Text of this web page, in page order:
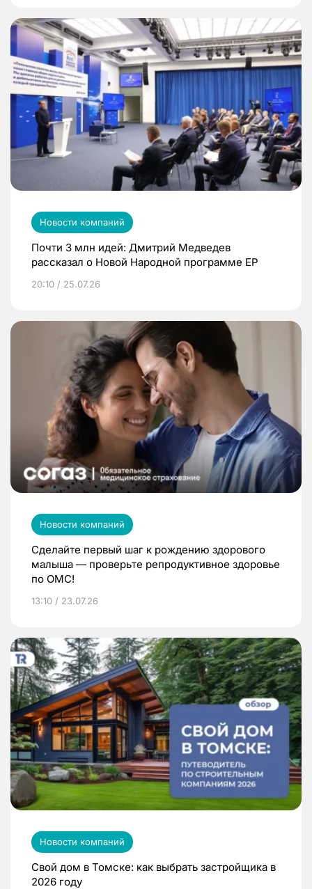
Новости компаний
Почти 3 млн идей: Дмитрий Медведев
рассказал о Новой Народной программе ЕР
20:10 / 25.07.26
Новости компаний
Сделайте первый шаг к рождению здорового
малыша — проверьте репродуктивное здоровье
по ОМС!
13:10 / 23.07.26
Новости компаний
Свой дом в Томске: как выбрать застройщика в
2026 году